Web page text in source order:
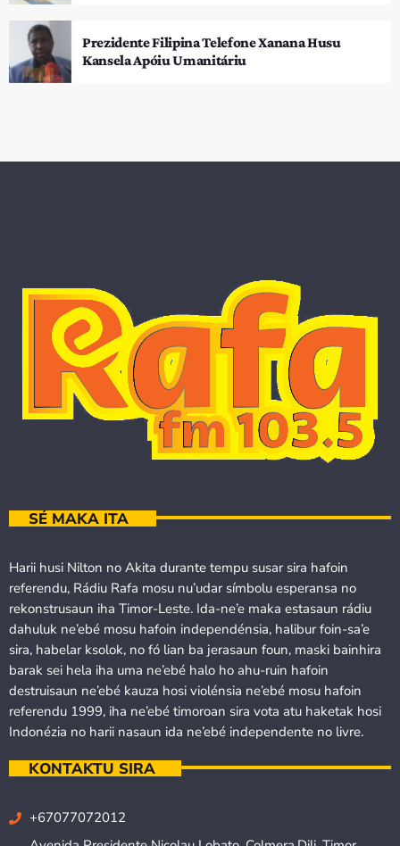
Prezidente Filipina Telefone Xanana Husu
Kansela Apóiu Umanitáriu
SÉ MAKA ITA
Harii husi Nilton no Akita durante tempu susar sira hafoin
referendu, Rádiu Rafa mosu nu’udar símbolu esperansa no
rekonstrusaun iha Timor-Leste. Ida-ne’e maka estasaun rádiu
dahuluk ne’ebé mosu hafoin independénsia, halibur foin-sa’e
sira, habelar ksolok, no fó lian ba jerasaun foun, maski bainhira
barak sei hela iha uma ne’ebé halo ho ahu-ruin hafoin
destruisaun ne’ebé kauza hosi violénsia ne’ebé mosu hafoin
referendu 1999, iha ne’ebé timoroan sira vota atu haketak hosi
Indonézia no harii nasaun ida ne’ebé independente no livre.
KONTAKTU SIRA
+67077072012